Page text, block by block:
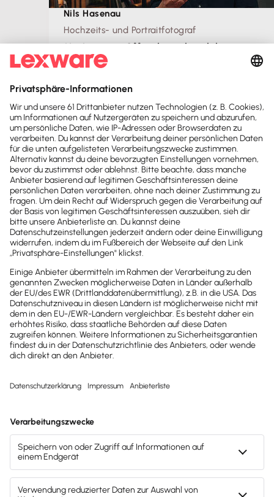
Nils Hasenau
Hochzeits- und Portraitfotograf
Mit Lexware Office brauche ich keinen
Buchhaltungstag mehr. Das
da wo ich gerade bin. Kassenzettel
landen nach dem Bezahlen einfach mit
einem Foto in der App.
Daniel Pellegrini
Musiker, Drummer und Musiklehrer
Seit ich Lexware Office benutze, habe
ichviel mehr Überblick über die
quasi nebenbei machen. Die
schon viel Zeit und Stress gespart. Es ist
super praktisch, wenn mein
Steuerberater „Echtzeitzugriff“ auf